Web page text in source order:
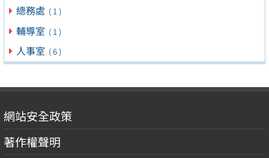
總務處 ( 1 )
輔導室 ( 1 )
人事室 ( 6 )
網站安全政策
著作權聲明